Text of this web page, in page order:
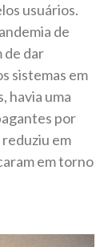
usuários.
de
de dar
sistemas em
havia uma
por
reduziu em
em torno